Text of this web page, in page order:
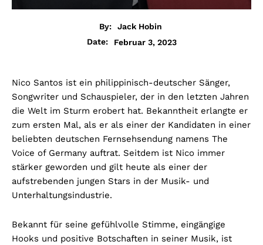
By:
Jack Hobin
Date:
Februar 3, 2023
Nico Santos ist ein philippinisch-deutscher Sänger,
Songwriter und Schauspieler, der in den letzten Jahren
die Welt im Sturm erobert hat. Bekanntheit erlangte er
zum ersten Mal, als er als einer der Kandidaten in einer
beliebten deutschen Fernsehsendung namens The
Voice of Germany auftrat. Seitdem ist Nico immer
stärker geworden und gilt heute als einer der
aufstrebenden jungen Stars in der Musik- und
Unterhaltungsindustrie.
Bekannt für seine gefühlvolle Stimme, eingängige
Hooks und positive Botschaften in seiner Musik, ist